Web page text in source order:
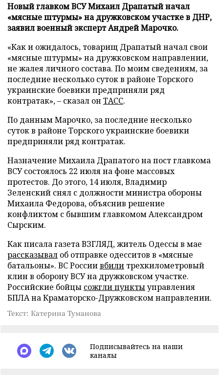
Новый главком ВСУ Михаил Драпатый начал
«мясные штурмы» на дружковском участке в ДНР,
заявил военный эксперт Андрей Марочко.
«Как и ожидалось, товарищ Драпатый начал свои
«мясные штурмы» на дружковском направлении,
не жалея личного состава. По моим сведениям, за
последние несколько суток в районе Торского
украинские боевики предприняли ряд
контратак», – сказал он ТАСС.
По данным Марочко, за последние несколько
суток в районе Торского украинские боевики
предприняли ряд контратак.
Назначение Михаила Драпатого на пост главкома
ВСУ состоялось 22 июля на фоне массовых
протестов. До этого, 14 июля, Владимир
Зеленский снял с должности министра обороны
Михаила Федорова, объяснив решение
конфликтом с бывшим главкомом Александром
Сырским.
Как писала газета ВЗГЛЯД, житель Одессы в мае
рассказывал об отправке одесситов в «мясные
батальоны». ВС Россиивбили трехкилометровый
клин в оборону ВСУ на дружковском участке.
Российские бойцы сожгли пунктыуправления
БПЛА на Краматорско-Дружковском направлении.
Текст: Катерина Туманова
Подписывайтесь на наши
каналы